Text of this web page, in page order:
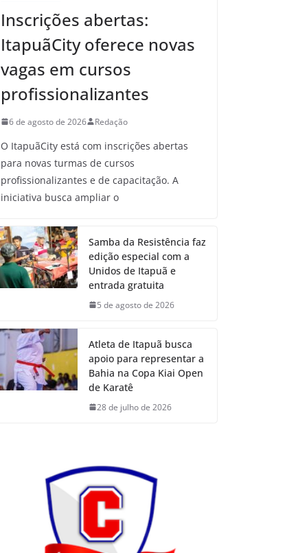
Inscrições abertas:
ItapuãCity oferece novas
vagas em cursos
profissionalizantes
6 de agosto de 2026 Redação
O ItapuãCity está com inscrições abertas
para novas turmas de cursos
profissionalizantes e de capacitação. A
iniciativa busca ampliar o
Samba da Resistência faz
edição especial com a
Unidos de Itapuã e
entrada gratuita
5 de agosto de 2026
Atleta de Itapuã busca
apoio para representar a
Bahia na Copa Kiai Open
de Karatê
28 de julho de 2026